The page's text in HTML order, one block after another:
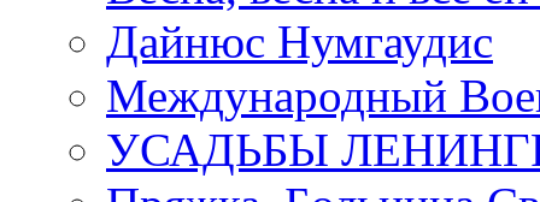
Дайнюс Нумгаудис
Международный
УСАДЬБЫ